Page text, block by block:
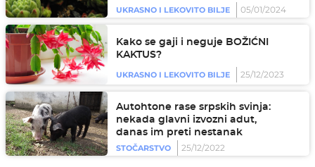
UKRASNO I LEKOVITO BILJE
05/01/2024
Kako se gaji i neguje BOŽIĆNI
KAKTUS?
UKRASNO I LEKOVITO BILJE 25/12/2023
Autohtone rase srpskih svinja:
nekada glavni izvozni adut,
danas im preti nestanak
STOČARSTVO
25/12/2022